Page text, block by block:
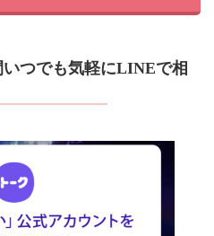
いつでも気軽にLINEで相